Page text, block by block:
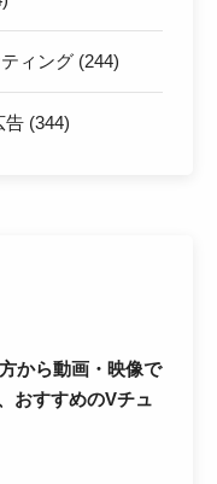
ィング (244)
告 (344)
から動画・映像で
おすすめのVチュ